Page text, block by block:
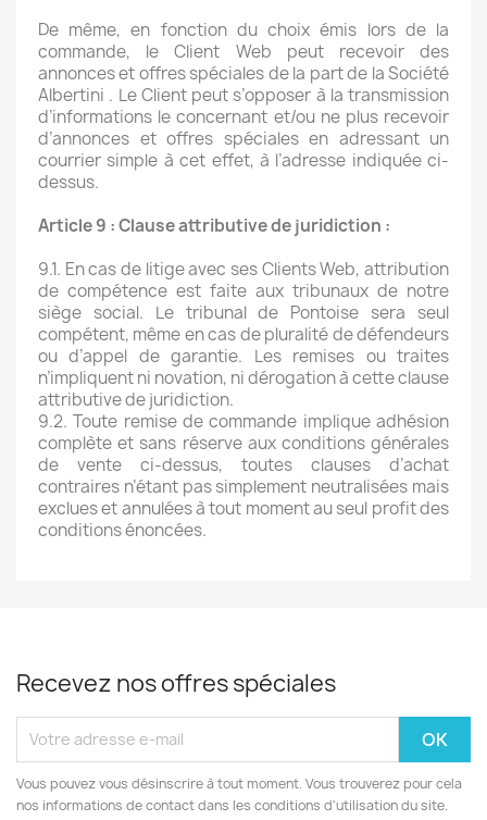
De même, en fonction du choix émis lors de la
commande, le Client Web peut recevoir des
annonces et offres spéciales de la part de la Société
Albertini . Le Client peut s’opposer à la transmission
d’informations le concernant et/ou ne plus recevoir
d’annonces et offres spéciales en adressant un
courrier simple à cet effet, à l’adresse indiquée ci-
dessus.
Article 9 : Clause attributive de juridiction :
9.1. En cas de litige avec ses Clients Web, attribution
de compétence est faite aux tribunaux de notre
siège social. Le tribunal de Pontoise sera seul
compétent, même en cas de pluralité de défendeurs
ou d’appel de garantie. Les remises ou traites
n’impliquent ni novation, ni dérogation à cette clause
attributive de juridiction.
9.2. Toute remise de commande implique adhésion
complète et sans réserve aux conditions générales
de vente ci-dessus, toutes clauses d’achat
contraires n’étant pas simplement neutralisées mais
exclues et annulées à tout moment au seul profit des
conditions énoncées.
Recevez nos offres spéciales
Vous pouvez vous désinscrire à tout moment. Vous trouverez pour cela
nos informations de contact dans les conditions d'utilisation du site.